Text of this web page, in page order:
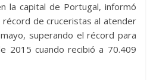
la capital de Portugal, informó
de cruceristas al atender
superando el récord para
2015 cuando recibió a 70.409